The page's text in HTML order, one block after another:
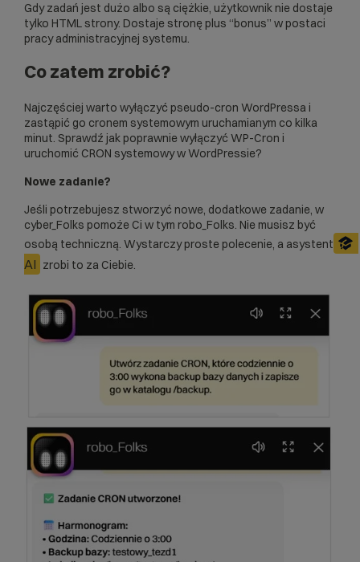
Gdy zadań jest dużo albo są ciężkie, użytkownik nie dostaje
tylko HTML strony. Dostaje stronę plus “bonus” w postaci
pracy administracyjnej systemu.
Co zatem zrobić?
Najczęściej warto wyłączyć pseudo-cron WordPressa i
zastąpić go cronem systemowym uruchamianym co kilka
minut. Sprawdź jak poprawnie wyłączyć WP-Cron i
uruchomić CRON systemowy w WordPressie?
Nowe zadanie?
Jeśli potrzebujesz stworzyć nowe, dodatkowe zadanie, w
cyber_Folks pomoże Ci w tym robo_Folks. Nie musisz być
osobą techniczną. Wystarczy proste polecenie, a asystent
AI zrobi to za Ciebie.